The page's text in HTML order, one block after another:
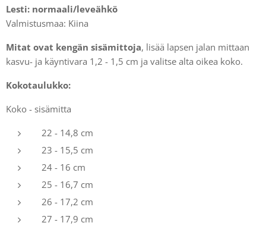
Lesti: normaali/leveähkö
Valmistusmaa: Kiina
Mitat ovat kengän sisämittoja, lisää lapsen jalan mittaan
kasvu- ja käyntivara 1,2 - 1,5 cm ja valitse alta oikea koko.
Kokotaulukko:
Koko - sisämitta
22 - 14,8 cm
23 - 15,5 cm
24 - 16 cm
25 - 16,7 cm
26 - 17,2 cm
27 - 17,9 cm